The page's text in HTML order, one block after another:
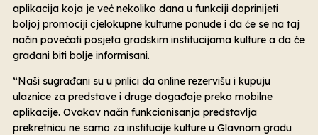
aplikacija koja je već nekoliko dana u funkciji doprinijeti
boljoj promociji cjelokupne kulturne ponude i da će se na taj
način povećati posjeta gradskim institucijama kulture a da će
građani biti bolje informisani.
“Naši sugrađani su u prilici da online rezervišu i kupuju
ulaznice za predstave i druge događaje preko mobilne
aplikacije. Ovakav način funkcionisanja predstavlja
prekretnicu ne samo za institucije kulture u Glavnom gradu